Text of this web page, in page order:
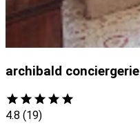
archibald conciergerie
4.8 (19)